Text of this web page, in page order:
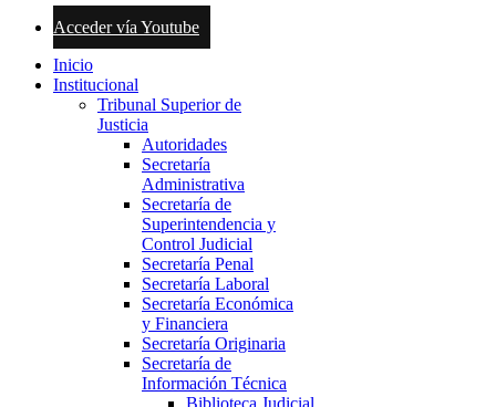
Acceder vía Youtube
Inicio
Institucional
Tribunal Superior de
Justicia
Autoridades
Secretaría
Administrativa
Secretaría de
Superintendencia y
Control Judicial
Secretaría Penal
Secretaría Laboral
Secretaría Económica
y Financiera
Secretaría Originaria
Secretaría de
Información Técnica
Biblioteca Judicial